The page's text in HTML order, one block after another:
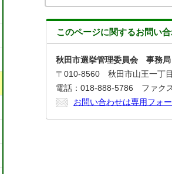
このページに関するお問い
秋田市選挙管理委員会 事務局
〒010-8560 秋田市山王一丁
電話：018-888-5786 ファク
お問い合わせは専用フォ